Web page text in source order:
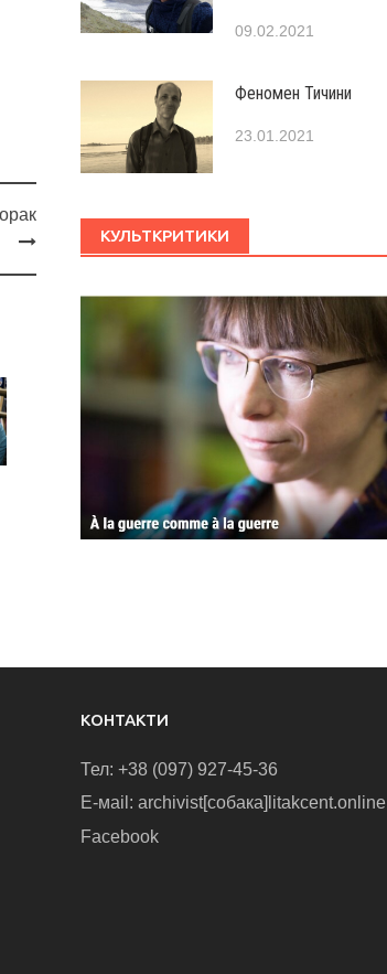
09.02.2021
Феномен Тичини
23.01.2021
КУЛЬТКРИТИКИ
КОНТАКТИ
Тел: +38 (097) 927-45-36
E-маіl: archivist[собака]litakcent.online
Facebook